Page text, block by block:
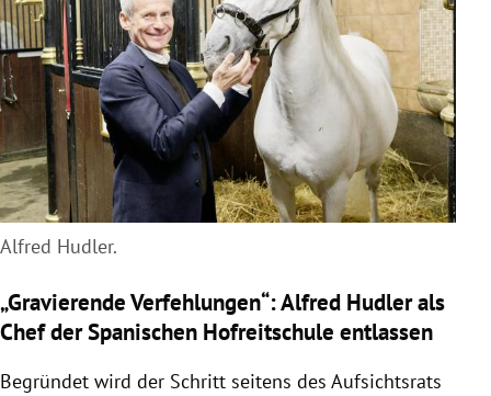
Alfred Hudler.
„Gravierende Verfehlungen“: Alfred Hudler als
Chef der Spanischen Hofreitschule entlassen
Begründet wird der Schritt seitens des Aufsichtsrats